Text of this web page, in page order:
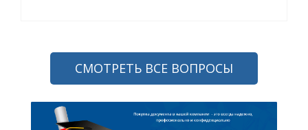
СМОТРЕТЬ ВСЕ ВОПРОСЫ